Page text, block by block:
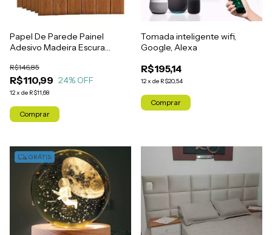
Papel De Parede Painel
Adesivo Madeira Escura
R$110,99
R$146,85
24% OFF
12x de R$11,68
Tomada inteligente wifi,
Google, Alexa
R$195,14
12x de R$20,54
Comprar
GRÁTIS